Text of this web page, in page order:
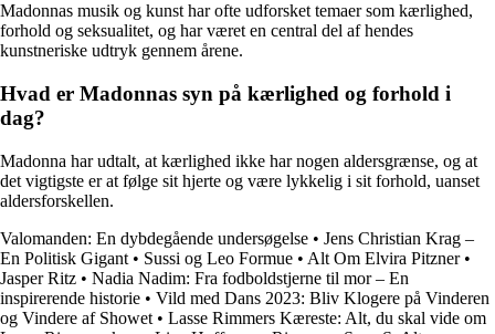
Madonnas musik og kunst har ofte udforsket temaer som kærlighed,
forhold og seksualitet, og har været en central del af hendes
kunstneriske udtryk gennem årene.
Hvad er Madonnas syn på kærlighed og forhold i
dag?
Madonna har udtalt, at kærlighed ikke har nogen aldersgrænse, og at
det vigtigste er at følge sit hjerte og være lykkelig i sit forhold, uanset
aldersforskellen.
Valomanden: En dybdegående undersøgelse • Jens Christian Krag –
En Politisk Gigant • Sussi og Leo Formue • Alt Om Elvira Pitzner•
Jasper Ritz • Nadia Nadim: Fra fodboldstjerne til mor – En
inspirerende historie • Vild med Dans 2023: Bliv Klogere på Vinderen
og Vindere af Showet • Lasse Rimmers Kæreste: Alt, du skal vide om